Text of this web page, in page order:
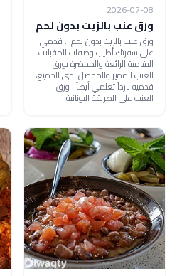
2026-07-08
ورق عنب بالزيت بدون لحم
ورق عنب بالزيت بدون لحم .. قدمي
على سفرتك أطيب وصفات المقبلات
الشامية الرائعة والمحضرة بورق
العنب المميز والمفضل لدى الجميع،
قدميه بارداً تعلمي أيضاً: ورق
العنب على الطريقة اليونانية